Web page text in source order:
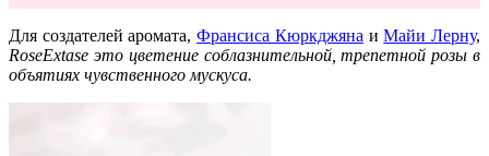
Для создателей аромата,Франсиса Кюркджяна иМайи Лерну,
RoseExtase это цветение соблазнительной, трепетной розы в
объятиях чувственного мускуса.